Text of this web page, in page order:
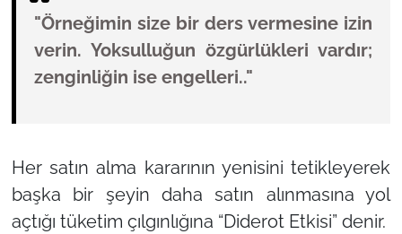
"Örneğimin size bir ders vermesine izin
verin. Yoksulluğun özgürlükleri vardır;
zenginliğin ise engelleri.."
Her satın alma kararının yenisini tetikleyerek
başka bir şeyin daha satın alınmasına yol
açtığı tüketim çılgınlığına “Diderot Etkisi” denir.